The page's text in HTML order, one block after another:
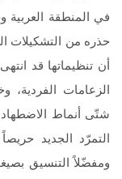
في المنطقة
حذره من التشكيلات
أن تنظيماتها قد
الزعامات
شتّى أنماط
التمرّد الجديد
ومفضّلاً التنسيق